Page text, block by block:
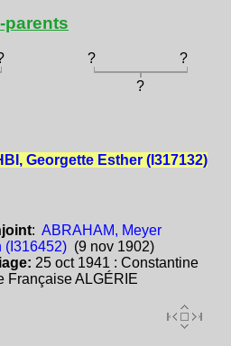
parents
?
?
?
Georgette Esther (I317132)
: ABRAHAM, Meyer
(I316452)(9 nov 1902)
25 oct 1941 : Constantine
Française ALGÉRIE